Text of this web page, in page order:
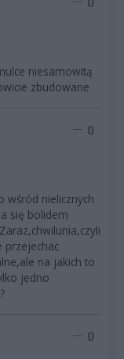
niesamowitą
zbudowane
0
wśród nielicznych
się bolidem
przejechac
na jakich to
jedno
0